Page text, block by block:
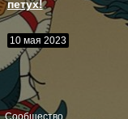
петух!
10 мая 2023
Cообщество